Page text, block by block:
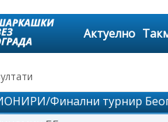
Актуелно
Финални турнир